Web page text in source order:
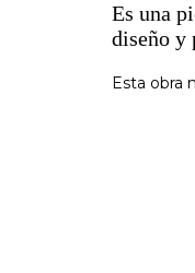
Es una
diseño y
Esta obra